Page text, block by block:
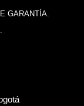
GARANTÍA.